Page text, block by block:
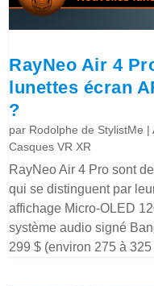
RayNeo Air 4
lunettes écran
?
par Rodolphe de StylistMe |
Casques VR XR
RayNeo Air 4 Pro sont
qui se distinguent par
affichage Micro-OLED
système audio signé
299 $ (environ 275 à 325